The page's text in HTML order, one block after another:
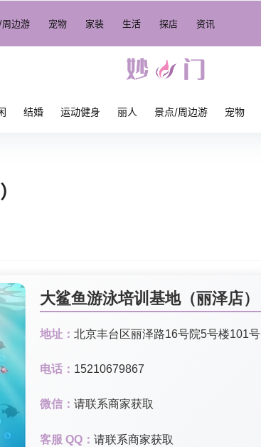
边游 宠物 家装 生活 探店 资讯
结婚 运动健身 丽人 景点/周边游 宠物
大鲨鱼游泳培训基地（丽泽店）
地址： 北京丰台区丽泽路16号院5号楼101号
电话： 15210679867
微信： 请联系商家获取
客服 QQ： 请联系商家获取